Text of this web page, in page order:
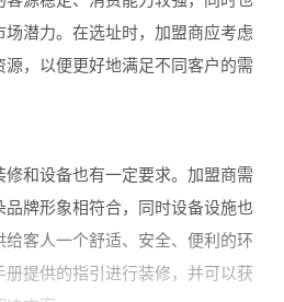
潜力。在选址时，加盟商应考虑
，以便更好地满足不同客户的需
和设备也有一定要求。加盟商需
牌形象相符合，同时设备设施也
客人一个舒适、安全、便利的环
提供的指引进行装修，并可以获